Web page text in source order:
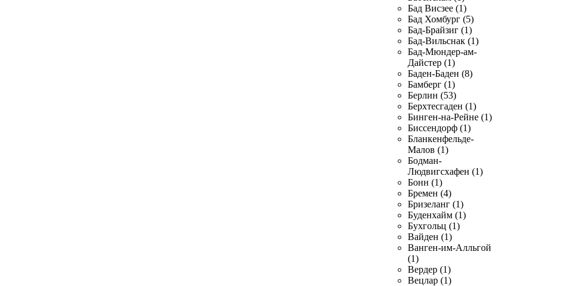
Бад Висзее (1)
Бад Хомбург (5)
Бад-Брайзиг (1)
Бад-Вильснак (1)
Бад-Мюндер-ам-
Дайстер (1)
Баден-Баден (8)
Бамберг (1)
Берлин (53)
Берхтесгаден (1)
Бинген-на-Рейне (1)
Биссендорф (1)
Бланкенфельде-
Малов (1)
Бодман-
Людвигсхафен (1)
Бонн (1)
Бремен (4)
Бризеланг (1)
Буденхайм (1)
Бухгольц (1)
Вайден (1)
Ванген-им-Алльгой
(1)
Вердер (1)
Вецлар (1)